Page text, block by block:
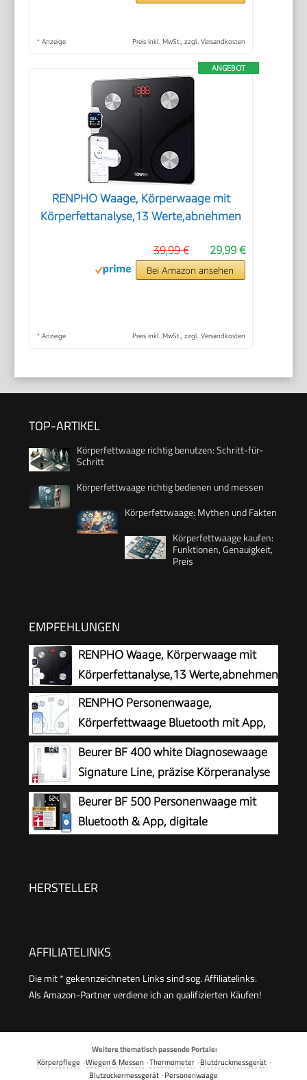
* Anzeige Preis inkl. MwSt., zzgl. Versandkosten
ANGEBOT
RENPHO Waage, Körperwaage mit
Körperfettanalyse,13 Werte,abnehmen
29,99 €
39,99 €
Bei Amazon ansehen
* Anzeige Preis inkl. MwSt., zzgl. Versandkosten
TOP-ARTIKEL
Körperfettwaage richtig benutzen: Schritt-für-
Schritt
Körperfettwaage richtig bedienen und messen
Körperfettwaage: Mythen und Fakten
Körperfettwaage kaufen:
Funktionen, Genauigkeit,
Preis
EMPFEHLUNGEN
RENPHO Waage, Körperwaage mit
Körperfettanalyse,13 Werte,abnehmen
RENPHO Personenwaage,
Körperfettwaage Bluetooth mit App,
Weiß
Beurer BF 400 white Diagnosewaage
Signature Line, präzise Körperanalyse
für bis zu 10 Personen, mit extra
großem Invers-LCD-Display, Tragkraft bis 200 kg
Beurer BF 500 Personenwaage mit
Bluetooth & App, digitale
Display, Datenübertragung zu Apple Health &
HERSTELLER
AFFILIATELINKS
Die mit * gekennzeichneten Links sind sog. Affiliatelinks.
Als Amazon-Partner verdiene ich an qualifizierten Käufen!
Weitere thematisch passende Portale:
Körperpflege ·Wiegen & Messen·Thermometer·Blutdruckmessgerät·
Blutzuckermessgerät ·Personenwaage